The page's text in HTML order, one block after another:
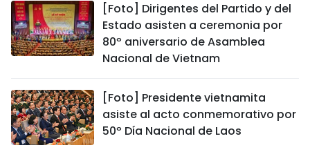
POLÍTICA
ECONOMÍA
SOCIEDAD
SALUD - MEDIO AMBIENTE
[Foto] Dirigentes del Partido y del
Estado asisten a ceremonia por
80º aniversario de Asamblea
Nacional de Vietnam
[Foto] Presidente vietnamita
asiste al acto conmemorativo por
50º Día Nacional de Laos